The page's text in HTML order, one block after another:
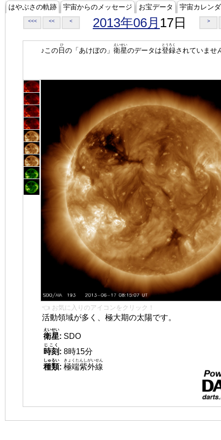
はやぶさの軌跡 宇宙からのメッセージ お宝データ 宇宙カレン
<<< << < 2013年06月 17日 >
♪この日
ひ
の「あけぼの」 衛星
えいせい
のデータは登録
とうろく
されていませ
👈 お気に入りのアイコンをクリック！
活動領域が多く、極大期の太陽です。
衛星
えいせい
: SDO
時刻
じこく
: 8時15分
種類
しゅるい
: 極端紫外線
きょくたんしがいせん